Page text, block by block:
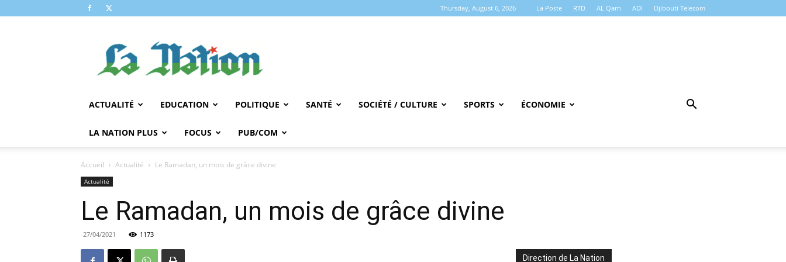
Thursday, August 6, 2026 La Poste RTD AL Qarn ADI Djibouti Telecom
NATION
ACTUALITÉ EDUCATION POLITIQUE SANTÉ SOCIÉTÉ / CULTURE SPORTS ÉCONOMIE
LA NATION PLUS FOCUS PUB/COM
Accueil Actualité Le Ramadan, un mois de grâce divine
Actualité
Le Ramadan, un mois de grâce divine
27/04/2021 1173
Direction de La Nation